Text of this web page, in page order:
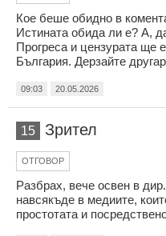
Кое беше обидно в
Истината обида ли е? А,
Прогреса и цензурата ще
България. Дерзайте
09:03 20.05.2026
15 Зрител
ОТГОВОР
Разбрах, вече освен в
навсякъде в медиите,
простотата и